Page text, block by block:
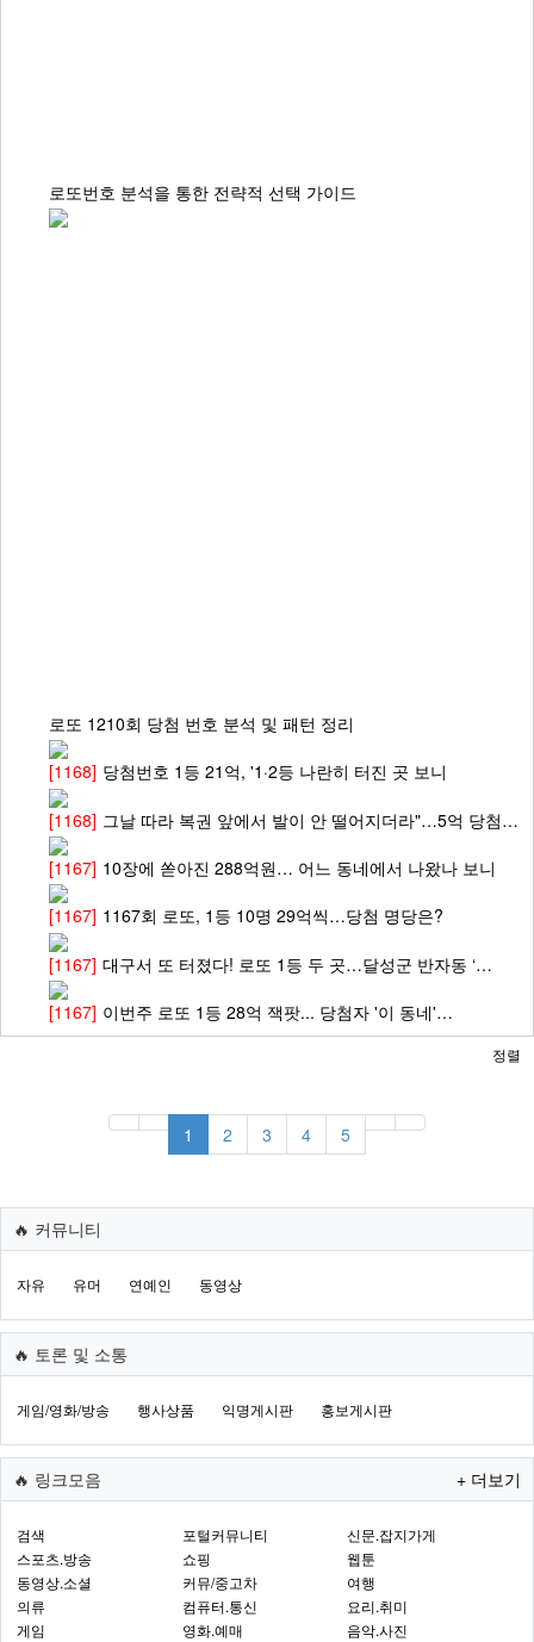
로또번호 분석을 통한 전략적 선택 가이드
로또 1210회 당첨 번호 분석 및 패턴 정리
[1168] 당첨번호 1등 21억, '1·2등 나란히 터진 곳 보니
[1168] 그날 따라 복권 앞에서 발이 안 떨어지더라"…5억 당첨…
[1167] 10장에 쏟아진 288억원… 어느 동네에서 나왔나 보니
[1167] 1167회 로또, 1등 10명 29억씩…당첨 명당은?
[1167] 대구서 또 터졌다! 로또 1등 두 곳…달성군 반자동 ‘…
[1167] 이번주 로또 1등 28억 잭팟... 당첨자 '이 동네'…
정렬
1 2 3 4 5
🔥 커뮤니티
자유 유머 연예인
🔥 토론 및 소통
게임/영화/방송 행사상품 익명게시판 홍보게시판
🔥 링크모음 + 더보기
검색 포털커뮤니티
신문.잡지가게
스포츠.방송
쇼핑
웹툰
동영상.소셜
커뮤/중고차
여행
의류
컴퓨터.통신
요리.취미
게임
영화.예매 음악.사진